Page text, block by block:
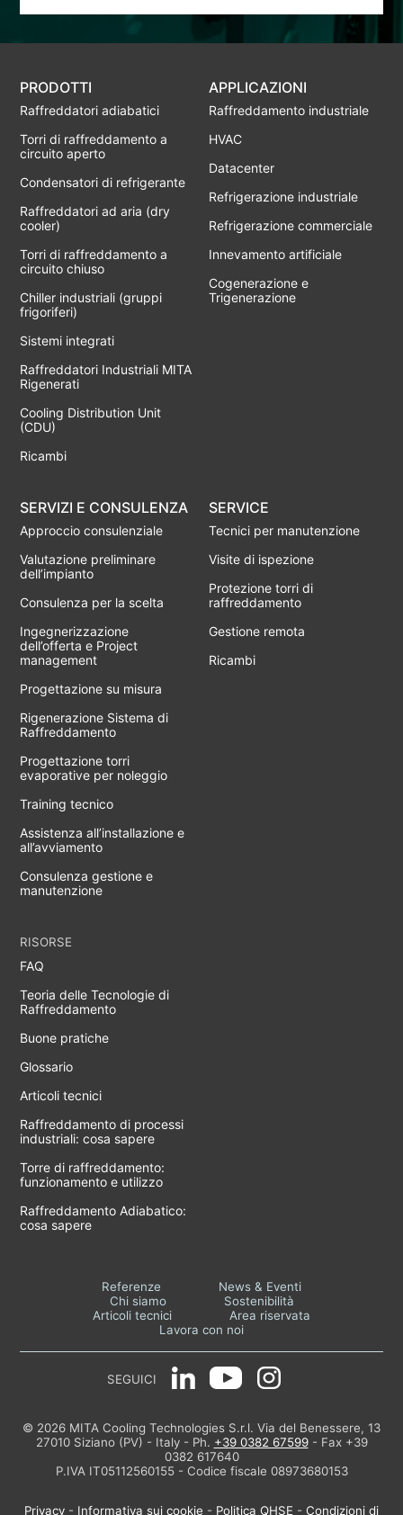
PRODOTTI
Raffreddatori adiabatici
Torri di raffreddamento a
circuito aperto
Condensatori di refrigerante
Raffreddatori ad aria (dry
cooler)
Torri di raffreddamento a
circuito chiuso
Chiller industriali (gruppi
frigoriferi)
Sistemi integrati
Raffreddatori Industriali MITA
Rigenerati
Cooling Distribution Unit
(CDU)
Ricambi
APPLICAZIONI
Raffreddamento industriale
HVAC
Datacenter
Refrigerazione industriale
Refrigerazione commerciale
Innevamento artificiale
Cogenerazione e
Trigenerazione
SERVIZI E CONSULENZA
Approccio consulenziale
Valutazione preliminare
dell’impianto
Consulenza per la scelta
Ingegnerizzazione
dell’offerta e Project
management
Progettazione su misura
Rigenerazione Sistema di
Raffreddamento
Progettazione torri
evaporative per noleggio
Training tecnico
Assistenza all’installazione e
all’avviamento
Consulenza gestione e
manutenzione
SERVICE
Tecnici per manutenzione
Visite di ispezione
Protezione torri di
raffreddamento
Gestione remota
Ricambi
RISORSE
FAQ
Teoria delle Tecnologie di
Raffreddamento
Buone pratiche
Glossario
Articoli tecnici
Raffreddamento di processi
industriali: cosa sapere
Torre di raffreddamento:
funzionamento e utilizzo
Raffreddamento Adiabatico:
cosa sapere
Referenze
News & Eventi
Chi siamo
Sostenibilità
Articoli tecnici
Area riservata
Lavora con noi
SEGUICI
© 2026 MITA Cooling Technologies S.r.l. Via del Benessere, 13
27010 Siziano (PV) - Italy - Ph. +39 0382 67599- Fax +39
0382 617640
P.IVA IT05112560155 - Codice fiscale 08973680153
Privacy - Informativa sui cookie - Politica QHSE - Condizioni di